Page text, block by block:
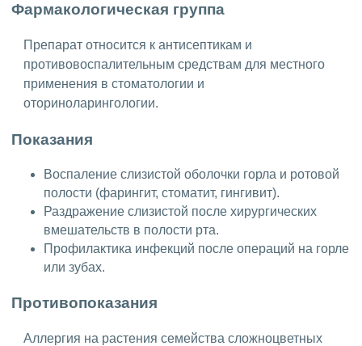
Фармакологическая группа
Препарат относится к антисептикам и
противовоспалительным средствам для местного
применения в стоматологии и
оториноларингологии.
Показания
Воспаление слизистой оболочки горла и ротовой
полости (фарингит, стоматит, гингивит).
Раздражение слизистой после хирургических
вмешательств в полости рта.
Профилактика инфекций после операций на горле
или зубах.
Противопоказания
Аллергия на растения семейства сложноцветных